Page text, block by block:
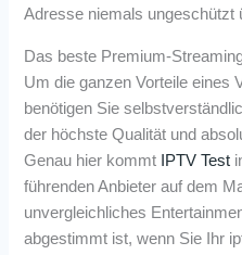
Adresse niemals ungeschützt
Das beste Premium-
Um die ganzen Vorteile eines
benötigen Sie
der höchste Qualität und
Genau hier kommt
IPTV Test
führenden Anbieter auf dem
unvergleichliches
abgestimmt ist, wenn Sie Ihr